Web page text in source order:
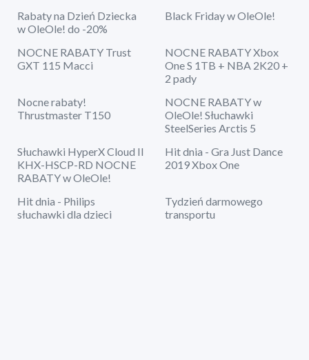
Rabaty na Dzień Dziecka
w OleOle! do -20%
Black Friday w OleOle!
NOCNE RABATY Trust
GXT 115 Macci
NOCNE RABATY Xbox
One S 1TB + NBA 2K20 +
2 pady
Nocne rabaty!
Thrustmaster T150
NOCNE RABATY w
OleOle! Słuchawki
SteelSeries Arctis 5
Słuchawki HyperX Cloud II
KHX-HSCP-RD NOCNE
RABATY w OleOle!
Hit dnia - Gra Just Dance
2019 Xbox One
Hit dnia - Philips
słuchawki dla dzieci
Tydzień darmowego
transportu